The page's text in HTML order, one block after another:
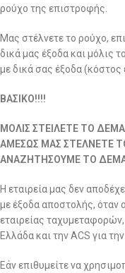
ρούχο της επιστροφής.
Μας στέλνετε το ρούχο,
δικά μας έξοδα και μόλις
με δικά σας έξοδα
ΒΑΣΙΚΟ!!!!
ΜΟΛΙΣ ΣΤΕΙΛΕΤΕ ΤΟ
ΑΜΕΣΩΣ ΜΑΣ ΣΤΕΛΝΕΤΕ
ΑΝΑΖΗΤΗΣΟΥΜΕ ΤΟ
Η εταιρεία μας δεν
με έξοδα αποστολής, όταν
εταιρείας
Ελλάδα και την ACS για
Εάν επιθυμείτε να